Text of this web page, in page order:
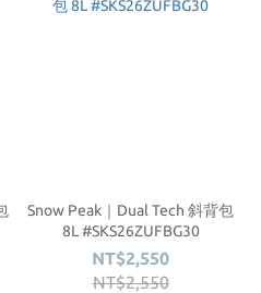
Snow Peak｜Dual Tech 斜背包
8L #SKS26ZUFBG30
NT$2,550
NT$2,550